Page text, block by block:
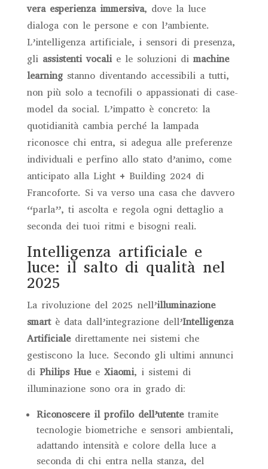
vera esperienza immersiva, dove la luce
dialoga con le persone e con l’ambiente.
L’intelligenza artificiale, i sensori di presenza,
gli assistenti vocalie le soluzioni di machine
learningstanno diventando accessibili a tutti,
non più solo a tecnofili o appassionati di case-
model da social. L’impatto è concreto: la
quotidianità cambia perché la lampada
riconosce chi entra, si adegua alle preferenze
individuali e perfino allo stato d’animo, come
anticipato alla Light + Building 2024 di
Francoforte. Si va verso una casa che davvero
“parla”, ti ascolta e regola ogni dettaglio a
seconda dei tuoi ritmi e bisogni reali.
Intelligenza artificiale e
luce: il salto di qualità nel
2025
La rivoluzione del 2025 nell’illuminazione
smartè data dall’integrazione dell’Intelligenza
Artificialedirettamente nei sistemi che
gestiscono la luce. Secondo gli ultimi annunci
di Philips Huee Xiaomi, i sistemi di
illuminazione sono ora in grado di:
Riconoscere il profilo dell’utentetramite
tecnologie biometriche e sensori ambientali,
adattando intensità e colore della luce a
seconda di chi entra nella stanza, del